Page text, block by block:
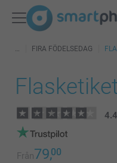
FIRA FÖDELSEDAG
4.4
Från79,00